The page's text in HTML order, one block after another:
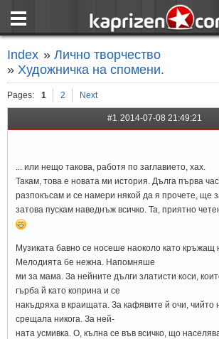
Index »Лично творчество
» Художничка на спомени.
Pages: 1 2 Next
#1 2014-07-08 21:49:21
... или нещо такова, работя по заглавието, хах.
Такам, това е новата ми история. Дълга първа
разпокъсам и се намери някой да я прочете, ще
затова пускам наведнъж всичко. Та, приятно
Музиката бавно се носеше наоколо като
Мелодията бе нежна. Напомняше
ми за мама. За нейните дълги златисти коси,
гърба й като коприна и се
накъдряха в краищата. За кафявите й очи, чийто
срещала никога. За ней-
ната усмивка. О, кълна се във всичко, що